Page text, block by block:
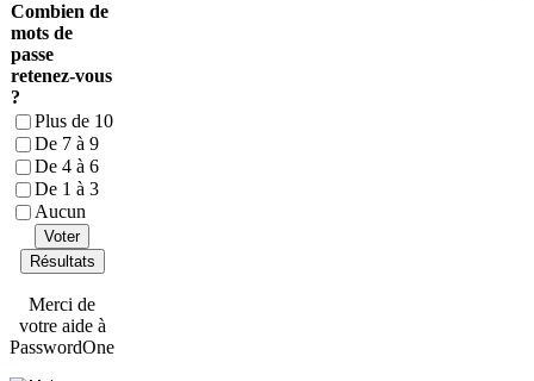
Combien de
mots de
passe
retenez-vous
?
Plus de 10
De 7 à 9
De 4 à 6
De 1 à 3
Aucun
Voter
Résultats
Merci de
votre aide à
PasswordOne